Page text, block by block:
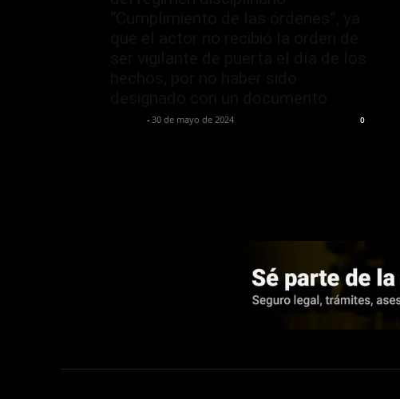
- 30 de mayo de 2024 0